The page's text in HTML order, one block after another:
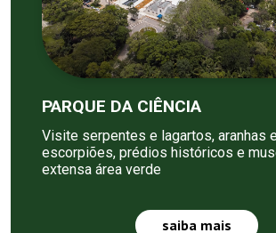
PARQUE DA CIÊNCIA
Visite serpentes e lagartos, aranhas
escorpiões, prédios históricos e
extensa área verde
saiba mais